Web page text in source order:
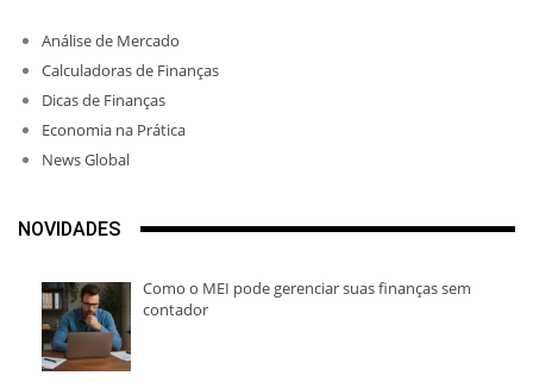
Análise de Mercado
Calculadoras de Finanças
Dicas de Finanças
Economia na Prática
News Global
NOVIDADES
Como o MEI pode gerenciar suas finanças sem
contador